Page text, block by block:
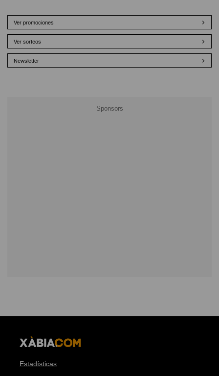
Ver promociones
Ver sorteos
Newsletter
Estadísticas